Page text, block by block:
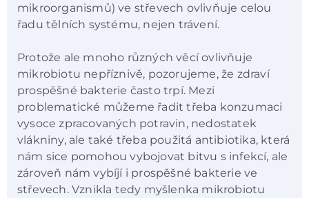
mikroorganismů) ve střevech ovlivňuje celou
řadu tělních systému, nejen trávení.
Protože ale mnoho různých věcí ovlivňuje
mikrobiotu nepříznivě, pozorujeme, že zdraví
prospěšné bakterie často trpí. Mezi
problematické můžeme řadit třeba konzumaci
vysoce zpracovaných potravin, nedostatek
vlákniny, ale také třeba použitá antibiotika, která
nám sice pomohou vybojovat bitvu s infekcí, ale
zároveň nám vybíjí i prospěšné bakterie ve
střevech. Vznikla tedy myšlenka mikrobiotu